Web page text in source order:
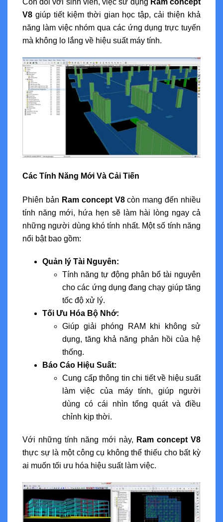
Còn đối với sinh viên, việc sử dụng Ram concept
V8 giúp tiết kiệm thời gian học tập, cải thiện khả
năng làm việc nhóm qua các ứng dụng trực tuyến
mà không lo lắng về hiệu suất máy tính.
Các Tính Năng Mới Và Cải Tiến
Phiên bản Ram concept V8còn mang đến nhiều
tính năng mới, hứa hẹn sẽ làm hài lòng ngay cả
những người dùng khó tính nhất. Một số tính năng
nổi bật bao gồm:
Quản lý Tài Nguyên:
Tính năng tự động phân bổ tài nguyên
cho các ứng dụng đang chạy giúp tăng
tốc độ xử lý.
Tối Ưu Hóa Bộ Nhớ:
Giúp giải phóng RAM khi không sử
dụng, tăng khả năng phản hồi của hệ
thống.
Báo Cáo Hiệu Suất:
Cung cấp thông tin chi tiết về hiệu suất
làm việc của máy tính, giúp người
dùng có cái nhìn tổng quát và điều
chỉnh kịp thời.
Với những tính năng mới này, Ram concept V8
thực sự là một công cụ không thể thiếu cho bất kỳ
ai muốn tối ưu hóa hiệu suất làm việc.